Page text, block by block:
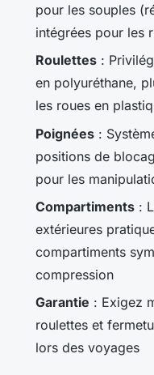
pour les souples
intégrées pour les
Roulettes :
en polyuréthane,
les roues en
Poignées :
positions de
pour les
Compartiments :
extérieures
compartiments
compression
Garantie : Exigez
roulettes et
lors des voyages